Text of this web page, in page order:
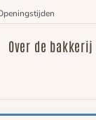
Over de bakkerij